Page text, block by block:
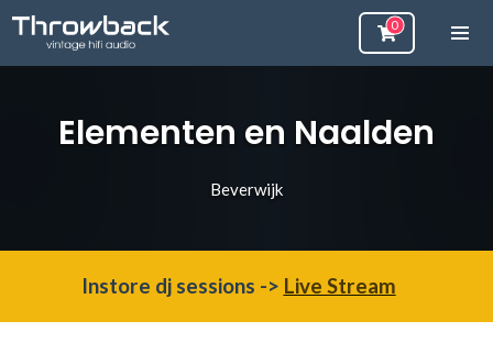
Elementen en Naalden
Beverwijk
Instore dj sessions -> Live Stream